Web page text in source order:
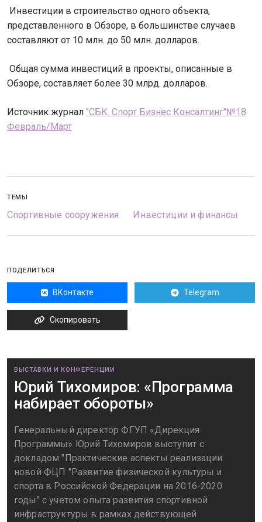
Инвестиции в строительство одного объекта,
представленного в Обзоре, в большинстве случаев
составляют от 10 млн. до 50 млн. долларов.
Общая сумма инвестиций в проекты, описанные в
Обзоре, составляет более 30 млрд. долларов.
Источник журнал "СБК. Спорт Бизнес Консалтинг"№18
Февраль/Март
ТЕМЫ
Спортивные сооружения Инвестиции и финансы
ПОДЕЛИТЬСЯ
ВКонтакте Telegram
Скопировать
ВЫСТАВКИ И КОНФЕРЕНЦИИ
Юрий Тихомиров: «Программа
набирает обороты»
Генеральный директор ФГУП «Дирекция
Программы» Юрий Тихомиров выступит с
докладом "Практические аспекты реализации
новой ФЦП "Развитие физической культуры и
спорта в Российской Федерации на 2016-2020
годы" с учетом опыта развития спортивной
инфраструктуры в рамках действующей